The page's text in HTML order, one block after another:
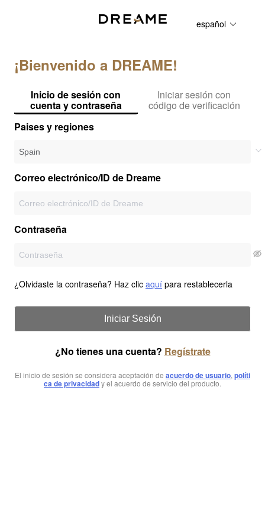
español
¡Bienvenido a DREAME!
Inicio de sesión con
cuenta y contraseña
Iniciar sesión con
código de verificación
Paises y regiones
Correo electrónico/ID de Dreame
Contraseña
¿Olvidaste la contraseña? Haz clic aquí para restablecerla
Iniciar Sesión
¿No tienes una cuenta? Regístrate
El inicio de sesión se considera aceptación de acuerdo de usuario, políti
ca de privacidady el acuerdo de servicio del producto.